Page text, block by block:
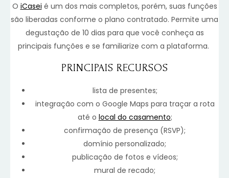
O iCasei é um dos mais completos, porém, suas funções
são liberadas conforme o plano contratado. Permite uma
degustação de 10 dias para que você conheça as
principais funções e se familiarize com a plataforma.
PRINCIPAIS RECURSOS
lista de presentes;
integração com o Google Maps para traçar a rota
até o local do casamento;
confirmação de presença (RSVP);
domínio personalizado;
publicação de fotos e vídeos;
mural de recado;